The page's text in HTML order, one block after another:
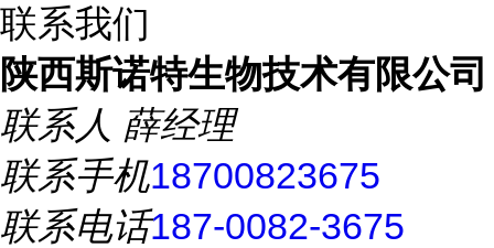
联系我们
陕西斯诺特生物技术有限公司
联系人 薛经理
联系手机18700823675
联系电话187-0082-3675